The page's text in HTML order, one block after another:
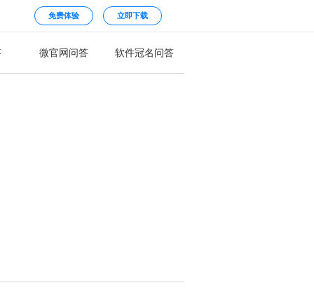
免费体验 立即下载
微官网问答 软件冠名问答